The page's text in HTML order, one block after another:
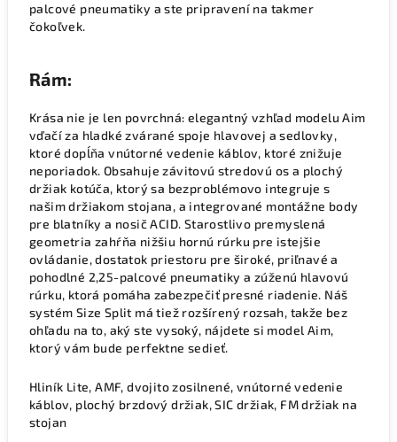
palcové pneumatiky a ste pripravení na takmer
čokoľvek.
Rám:
Krása nie je len povrchná: elegantný vzhľad modelu Aim
vďačí za hladké zvárané spoje hlavovej a sedlovky,
ktoré dopĺňa vnútorné vedenie káblov, ktoré znižuje
neporiadok. Obsahuje závitovú stredovú os a plochý
držiak kotúča, ktorý sa bezproblémovo integruje s
našim držiakom stojana, a integrované montážne body
pre blatníky a nosič ACID. Starostlivo premyslená
geometria zahŕňa nižšiu hornú rúrku pre istejšie
ovládanie, dostatok priestoru pre široké, priľnavé a
pohodlné 2,25-palcové pneumatiky a zúženú hlavovú
rúrku, ktorá pomáha zabezpečiť presné riadenie. Náš
systém Size Split má tiež rozšírený rozsah, takže bez
ohľadu na to, aký ste vysoký, nájdete si model Aim,
ktorý vám bude perfektne sedieť.
Hliník Lite, AMF, dvojito zosilnené, vnútorné vedenie
káblov, plochý brzdový držiak, SIC držiak, FM držiak na
stojan